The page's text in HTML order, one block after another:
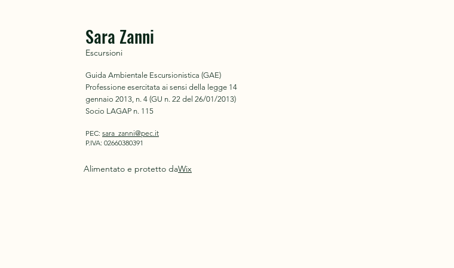
Sara Zanni
Escursioni
Guida Ambientale Escursionistica (GAE)
Professione esercitata ai sensi della legge 14
gennaio 2013, n. 4 (GU n. 22 del 26/01/2013)
Socio LAGAP n. 115
PEC: sara_zanni@pec.it
P.IVA: 02660380391
Alimentato e protetto daWix